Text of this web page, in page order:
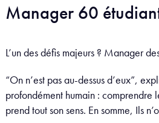
Manager 60
L’un des défis majeurs ? Manager
“On n’est pas au-dessus d’eux”,
profondément humain : comprendre
prend tout son sens. En somme, Ils